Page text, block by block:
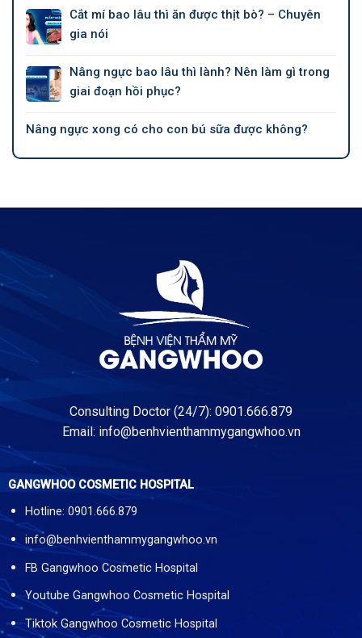
Cắt mí bao lâu thì ăn được thịt bò? – Chuyên
gia nói
Nâng ngực bao lâu thì lành? Nên làm gì trong
giai đoạn hồi phục?
Nâng ngực xong có cho con bú sữa được không?
Consulting Doctor (24/7): 0901.666.879
Email: info@benhvienthammygangwhoo.vn
GANGWHOO COSMETIC HOSPITAL
Hotline: 0901.666.879
info@benhvienthammygangwhoo.vn
FB Gangwhoo Cosmetic Hospital
Youtube Gangwhoo Cosmetic Hospital
Tiktok Gangwhoo Cosmetic Hospital